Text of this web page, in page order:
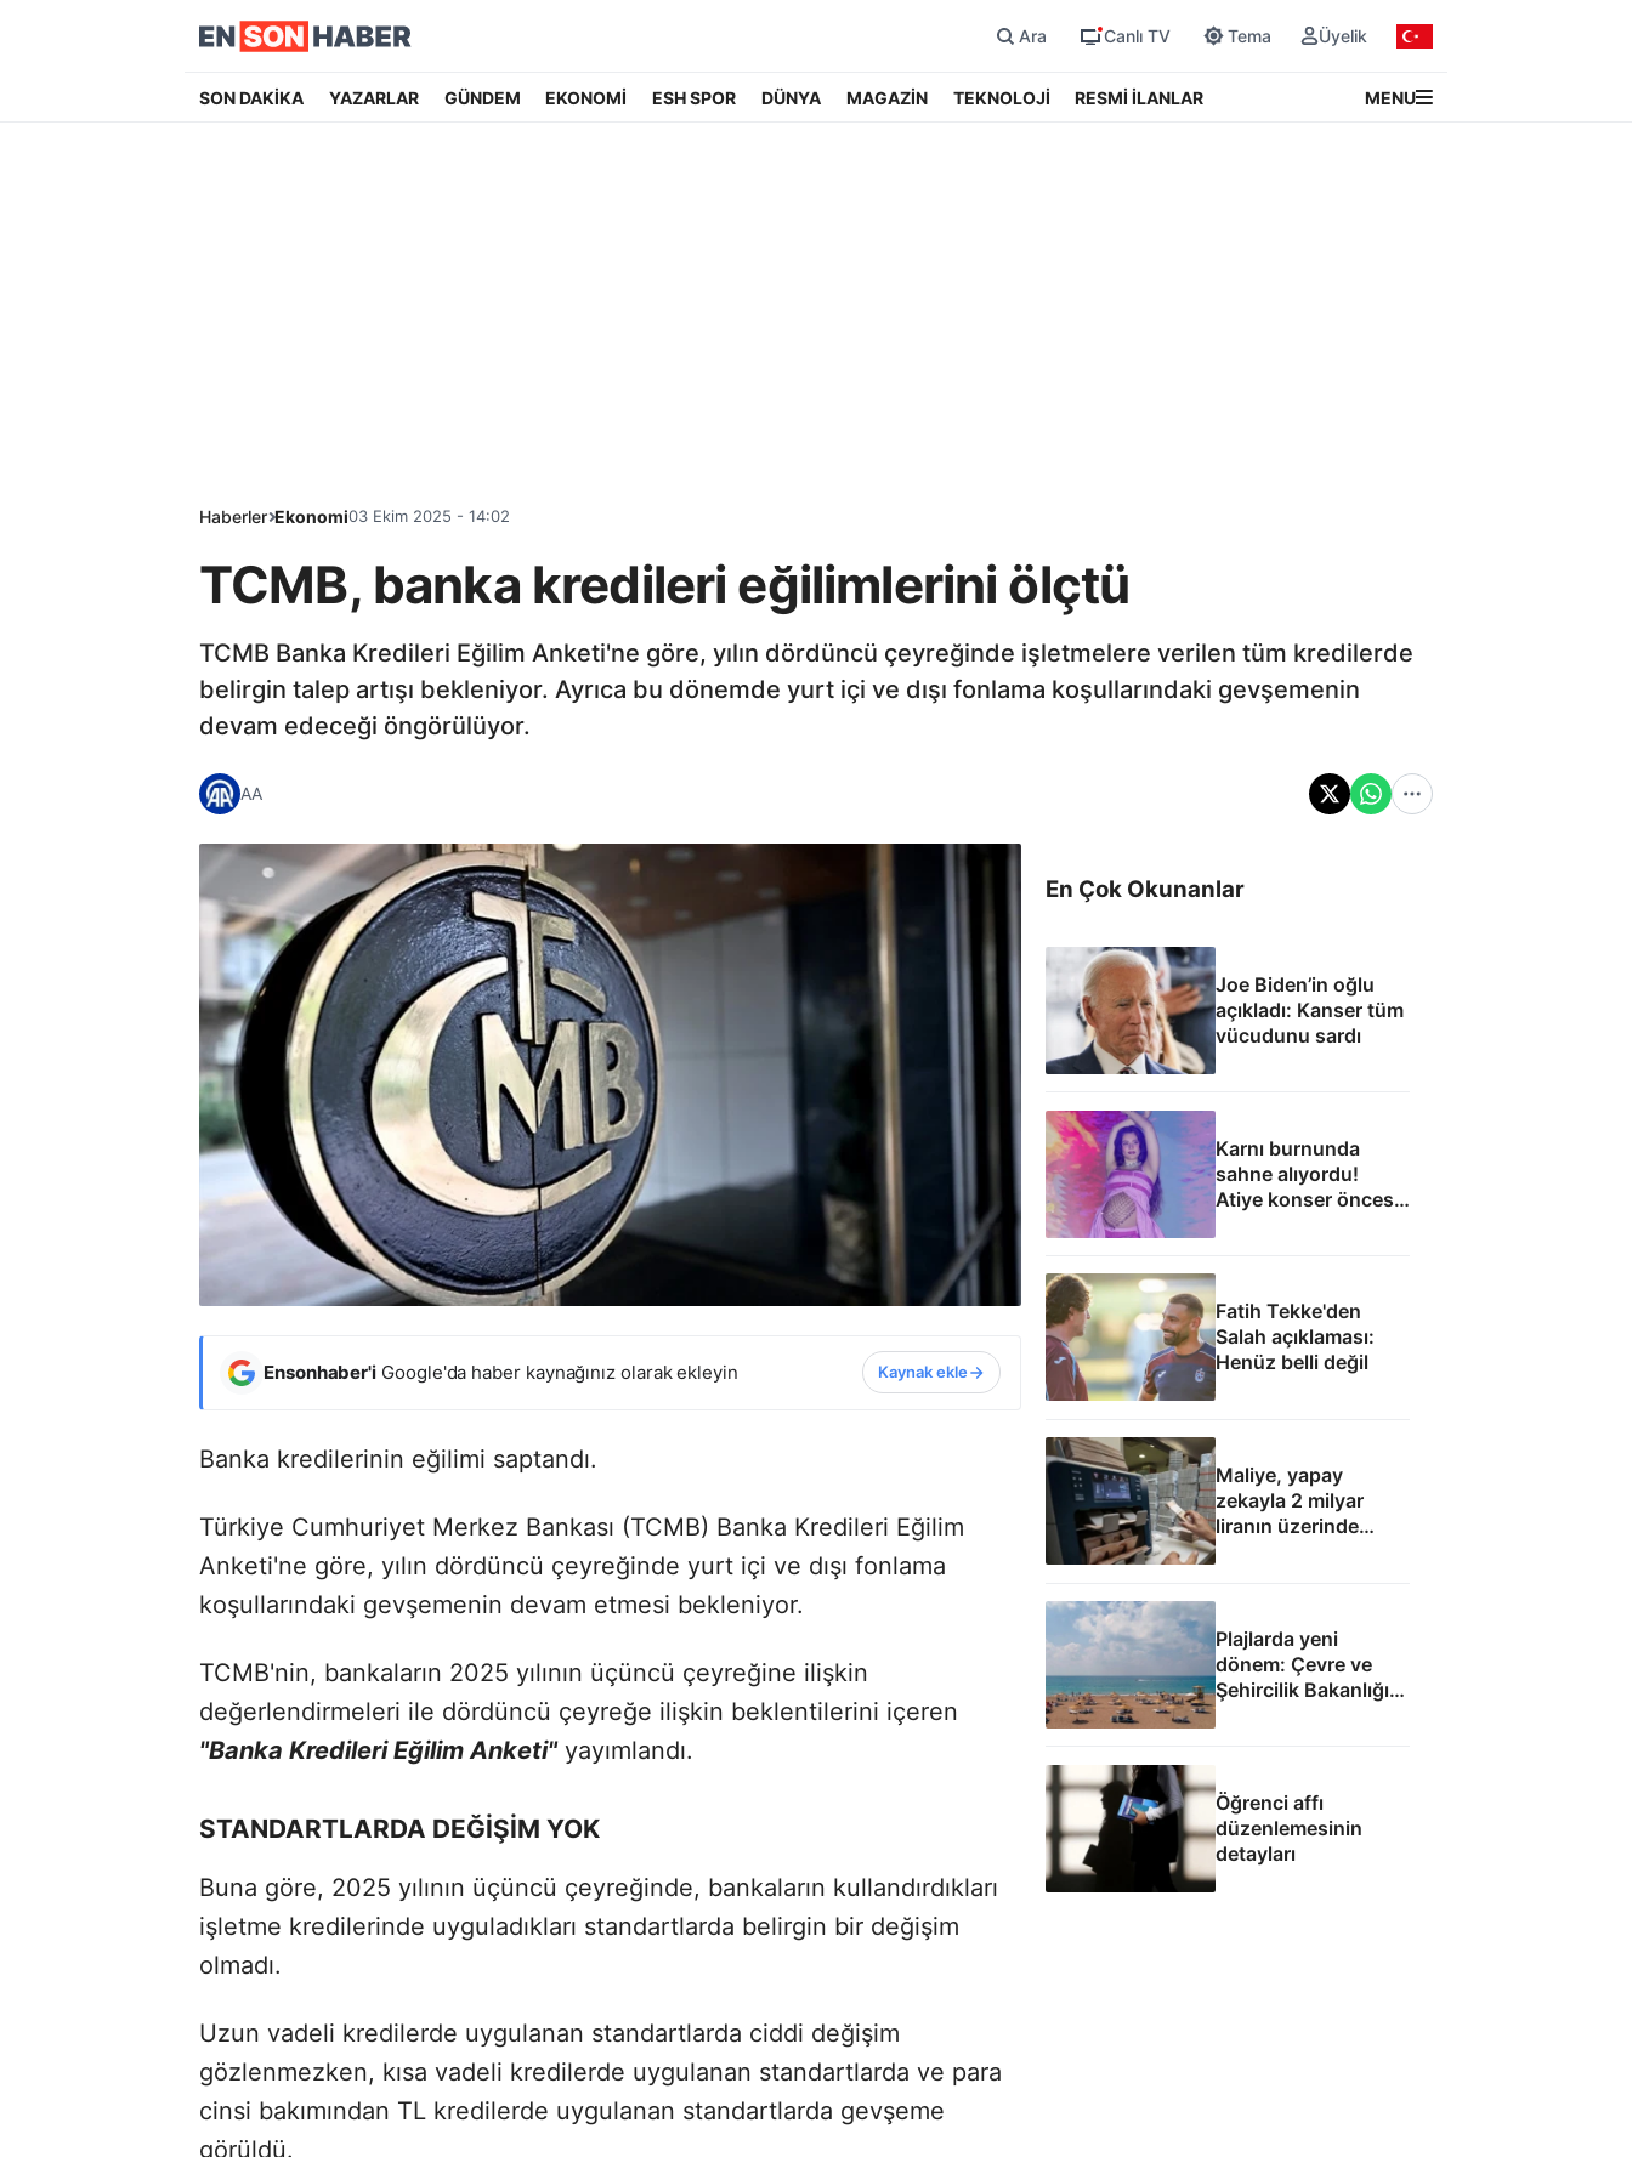
Ara Canlı TV Tema Üyelik
SON DAKİKA YAZARLAR GÜNDEM EKONOMİ ESH SPOR DÜNYA MAGAZİN TEKNOLOJİ RESMİ İLANLAR MENU
Haberler Ekonomi03 Ekim 2025 - 14:02
TCMB, banka kredileri eğilimlerini ölçtü
TCMB Banka Kredileri Eğilim Anketi'ne göre, yılın dördüncü çeyreğinde işletmelere verilen tüm kredilerde
belirgin talep artışı bekleniyor. Ayrıca bu dönemde yurt içi ve dışı fonlama koşullarındaki gevşemenin
devam edeceği öngörülüyor.
AA
Ensonhaber'i Google'da haber kaynağınız olarak ekleyin Kaynak ekle
Banka kredilerinin eğilimi saptandı.
Türkiye Cumhuriyet Merkez Bankası (TCMB) Banka Kredileri Eğilim
Anketi'ne göre, yılın dördüncü çeyreğinde yurt içi ve dışı fonlama
koşullarındaki gevşemenin devam etmesi bekleniyor.
TCMB'nin, bankaların 2025 yılının üçüncü çeyreğine ilişkin
değerlendirmeleri ile dördüncü çeyreğe ilişkin beklentilerini içeren
"Banka Kredileri Eğilim Anketi"yayımlandı.
STANDARTLARDA DEĞİŞİM YOK
Buna göre, 2025 yılının üçüncü çeyreğinde, bankaların kullandırdıkları
işletme kredilerinde uyguladıkları standartlarda belirgin bir değişim
olmadı.
Uzun vadeli kredilerde uygulanan standartlarda ciddi değişim
gözlenmezken, kısa vadeli kredilerde uygulanan standartlarda ve para
cinsi bakımından TL kredilerde uygulanan standartlarda gevşeme
görüldü.
En Çok Okunanlar
Joe Biden’in oğlu
açıkladı: Kanser tüm
vücudunu sardı
Karnı burnunda
sahne alıyordu!
Atiye konser öncesi
Fatih Tekke'den
Salah açıklaması:
Henüz belli değil
Maliye, yapay
zekayla 2 milyar
liranın üzerinde
hatalı kamu
Plajlarda yeni
dönem: Çevre ve
Şehircilik Bakanlığı
yetkilendirildi
Öğrenci affı
düzenlemesinin
detayları